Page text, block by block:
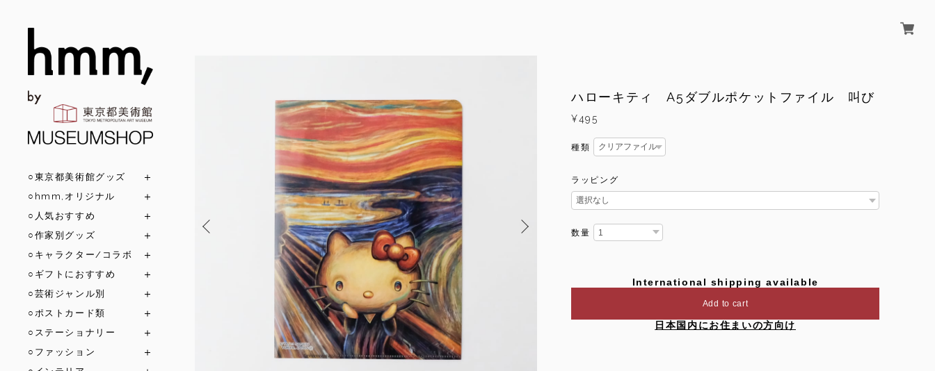
○東京都美術館グッズ
○hmm,オリジナル
○人気おすすめ
○作家別グッズ
○キャラクター/コラボ
○ギフトにおすすめ
○芸術ジャンル別
○ポストカード類
○ステーショナリー
○ファッション
ハローキティ A5ダブルポケットファイル 叫び
¥495
種類
ラッピング
数量
International shipping available
Add to cart
日本国内にお住まいの方向け